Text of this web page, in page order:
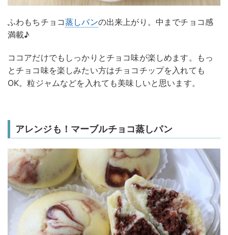
ふわもちチョコ蒸しパンの出来上がり。中までチョコ感
満載♪
ココアだけでもしっかりとチョコ味が楽しめます。もっ
とチョコ味を楽しみたい方はチョコチップを入れても
OK。粒ジャムなどを入れても美味しいと思います。
アレンジも！マーブルチョコ蒸しパン